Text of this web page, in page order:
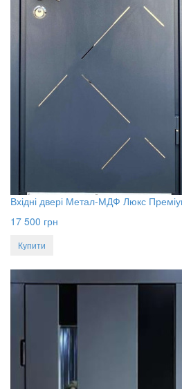
Вхідні двері Метал-МДФ Люкс
17 500 грн
Купити